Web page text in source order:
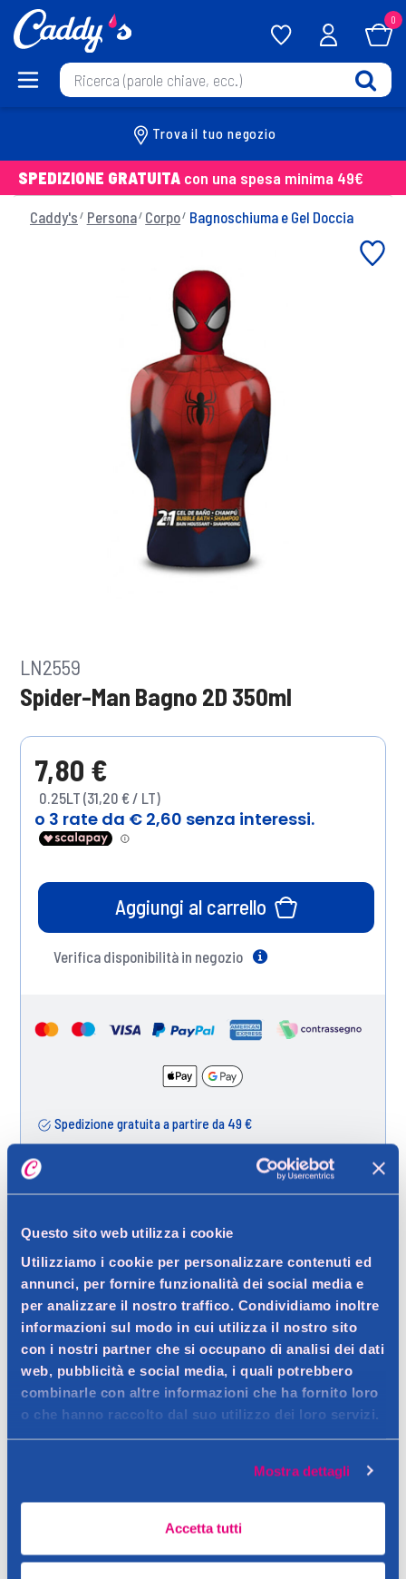
Questo sito web utilizza i cookie
Utilizziamo i cookie per personalizzare contenuti ed
annunci, per fornire funzionalità dei social media e
per analizzare il nostro traffico. Condividiamo inoltre
informazioni sul modo in cui utilizza il nostro sito
con i nostri partner che si occupano di analisi dei dati
web, pubblicità e social media, i quali potrebbero
combinarle con altre informazioni che ha fornito loro
o che hanno raccolto dal suo utilizzo dei loro servizi.
Mostra dettagli
Accetta tutti
0
Trova il tuo negozio
SPEDIZIONE GRATUITA con una spesa minima 49€
Caddy's Persona Corpo Bagnoschiuma e Gel Doccia
LN2559
Spider-Man Bagno 2D 350ml
7,80 €
0.25LT (31,20 € / LT)
Aggiungi al carrello
Verifica disponibilità in negozio
Spedizione gratuita a partire da 49 €
Ritiro in negozio gratuito per i clienti registrati
Dettagli prodotto
Dispenser per bagno con design 2D di Spider-Man, perfetto per
i bambini.
Contatto del produttore
Dispenser per sapone o shampoo a tema Spider-Man, ideale
per rendere il bagno più divertente per i piccoli fan.